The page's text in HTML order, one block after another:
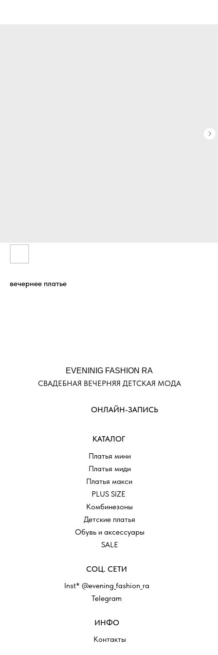
вечернее платье
ОНЛАЙН-ЗАПИСЬ
Inst* @evening_fashion_ra
Telegram
СОЦ. СЕТИ
Контакты
ИНФО
КАТАЛОГ
Платья мини
Платья миди
Платья макси
PLUS SIZE
Детские платья
Обувь и аксессуары
Комбинезоны
EVENINIG FASHION RA
СВАДЕБНАЯ ВЕЧЕРНЯЯ ДЕТСКАЯ МОДА
SALE